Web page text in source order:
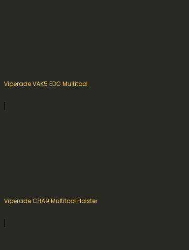
Viperade VAK5 EDC Multitool
Viperade CHA9 Multitool Holster